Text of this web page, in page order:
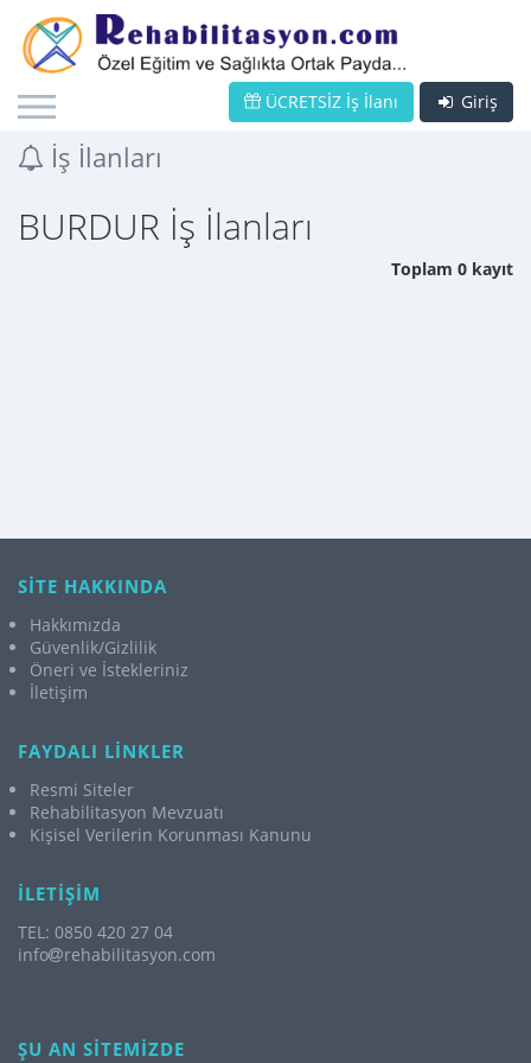
Giriş
ÜCRETSİZ İş İlanı
İş İlanları
BURDUR İş İlanları
Toplam 0 kayıt
SİTE HAKKINDA
Hakkımızda
Güvenlik/Gizlilik
Öneri ve İstekleriniz
İletişim
FAYDALI LİNKLER
Resmi Siteler
Rehabilitasyon Mevzuatı
Kişisel Verilerin Korunması Kanunu
İLETİŞİM
TEL: 0850 420 27 04
info
rehabilitasyon.com
ŞU AN SİTEMİZDE